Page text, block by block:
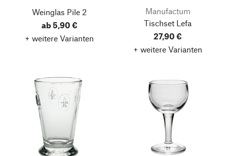
Weinglas Pile 2
ab 5,90 €
+ weitere Varianten
Manufactum
Tischset Lefa
27,90 €
+ weitere Varianten